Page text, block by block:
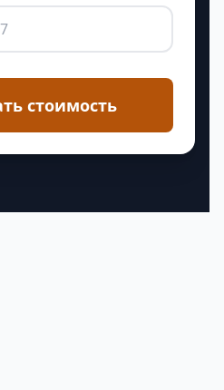
стоимость